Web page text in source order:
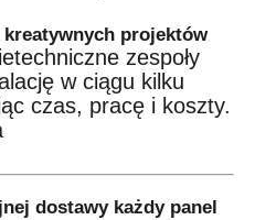
projektów
zespoły
w ciągu kilku
czas, pracę i koszty.
dostawy każdy panel